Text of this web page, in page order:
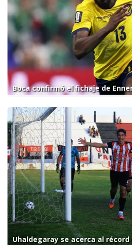
Boca confirmó el fichaje de
Uhaldegaray se acerca al récord